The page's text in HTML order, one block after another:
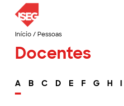
Início/ Pessoas
Docentes
A B C D E F G H I